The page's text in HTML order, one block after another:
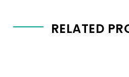
RELATED